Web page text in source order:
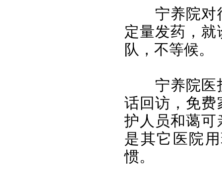
宁养院对
定量发药，
队，不等候。
宁养院医
话回访，免费
护人员和蔼可
是其它医院
惯。